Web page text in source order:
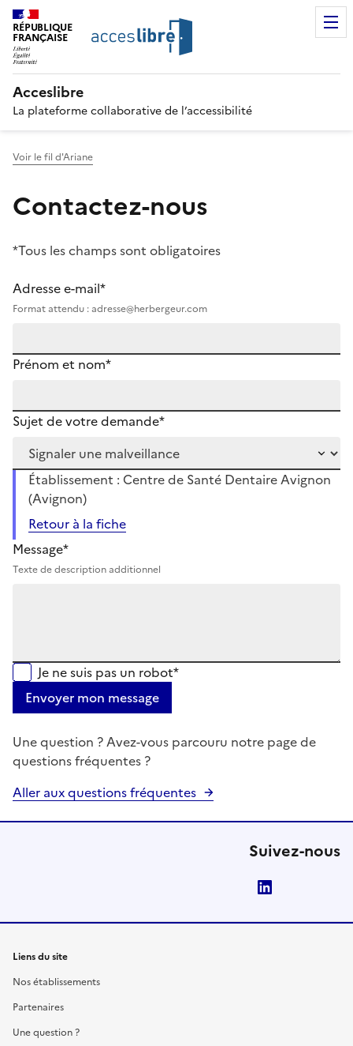
RÉPUBLIQUE
FRANÇAISE
Acceslibre
La plateforme collaborative de l’accessibilité
Voir le fil d'Ariane
Contactez-nous
*Tous les champs sont obligatoires
Adresse e-mail*
Format attendu : adresse@herbergeur.com
Prénom et nom*
Sujet de votre demande*
Établissement : Centre de Santé Dentaire Avignon
(Avignon)
Retour à la fiche
Message*
Texte de description additionnel
Je ne suis pas un robot*
Envoyer mon message
Une question ? Avez-vous parcouru notre page de
questions fréquentes ?
Aller aux questions fréquentes
Suivez-nous
Liens du site
Nos établissements
Partenaires
Une question ?